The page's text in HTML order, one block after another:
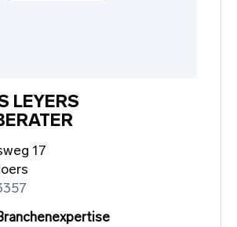
LEYERS
17